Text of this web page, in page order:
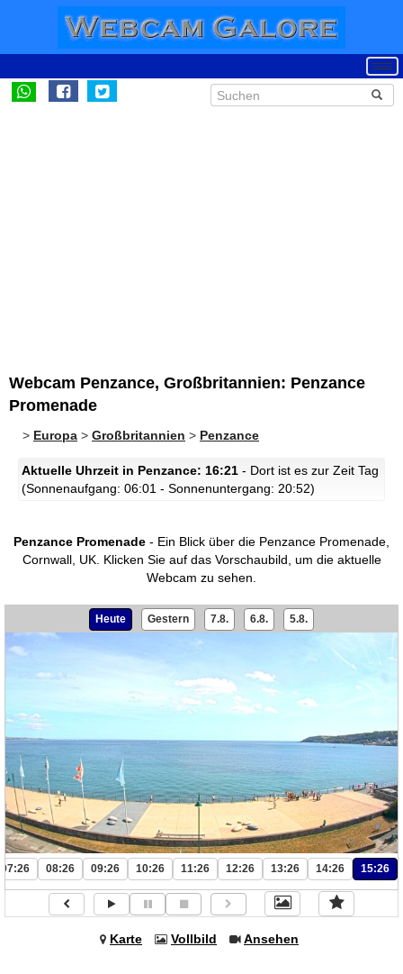
Webcam Penzance, Großbritannien: Penzance
Promenade
> Europa > Großbritannien > Penzance
Aktuelle Uhrzeit in Penzance: 16:21 - Dort ist es zur Zeit Tag
(Sonnenaufgang: 06:01 - Sonnenuntergang: 20:52)
Penzance Promenade - Ein Blick über die Penzance Promenade,
Cornwall, UK. Klicken Sie auf das Vorschaubild, um die aktuelle
Webcam zu sehen.
Heute Gestern 7.8. 6.8. 5.8.
07:26 08:26 09:26 10:26 11:26 12:26 13:26 14:26 15:26
Karte Vollbild Ansehen